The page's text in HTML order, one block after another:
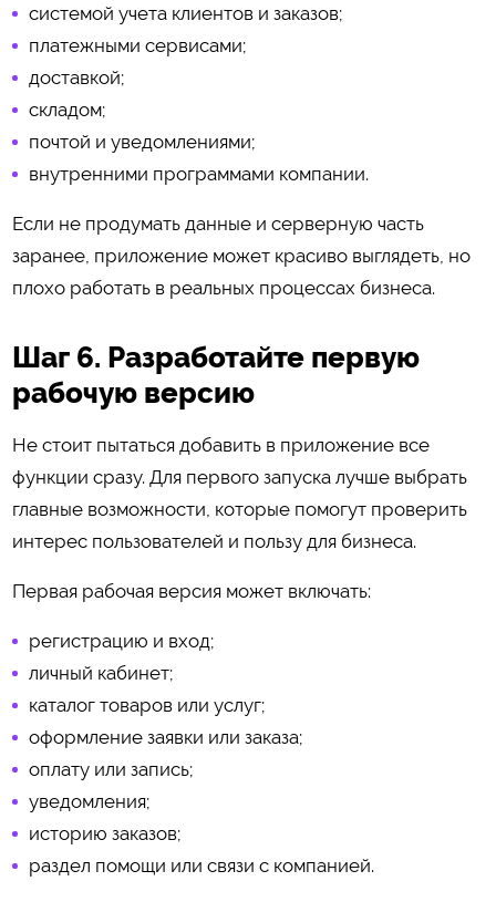
системой учета клиентов и заказов;
платежными сервисами;
доставкой;
складом;
почтой и уведомлениями;
внутренними программами компании.
Если не продумать данные и серверную часть
заранее, приложение может красиво выглядеть, но
плохо работать в реальных процессах бизнеса.
Шаг 6. Разработайте первую
рабочую версию
Не стоит пытаться добавить в приложение все
функции сразу. Для первого запуска лучше выбрать
главные возможности, которые помогут проверить
интерес пользователей и пользу для бизнеса.
Первая рабочая версия может включать:
регистрацию и вход;
личный кабинет;
каталог товаров или услуг;
оформление заявки или заказа;
оплату или запись;
уведомления;
историю заказов;
раздел помощи или связи с компанией.